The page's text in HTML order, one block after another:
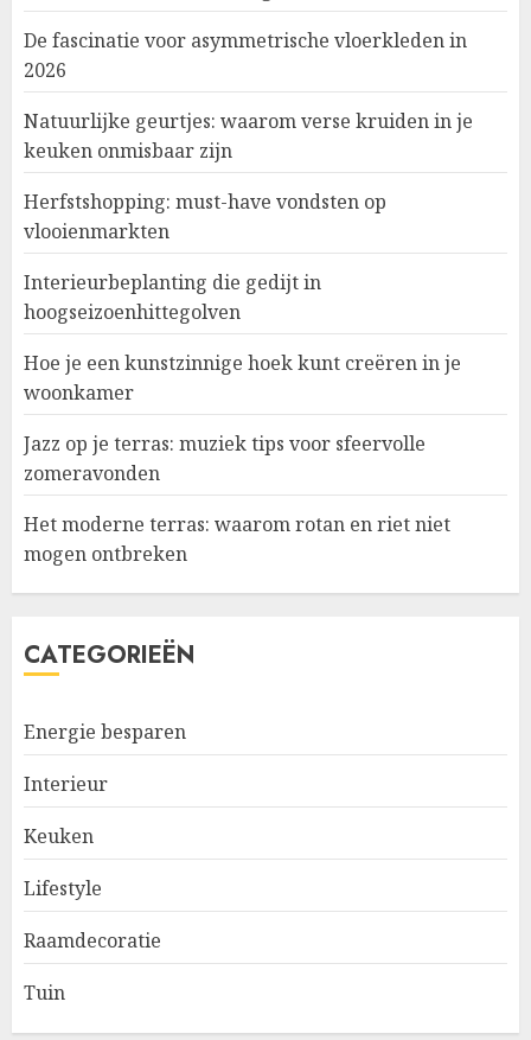
De fascinatie voor asymmetrische vloerkleden in
2026
Natuurlijke geurtjes: waarom verse kruiden in je
keuken onmisbaar zijn
Herfstshopping: must-have vondsten op
vlooienmarkten
Interieurbeplanting die gedijt in
hoogseizoenhittegolven
Hoe je een kunstzinnige hoek kunt creëren in je
woonkamer
Jazz op je terras: muziek tips voor sfeervolle
zomeravonden
Het moderne terras: waarom rotan en riet niet
mogen ontbreken
CATEGORIEËN
Energie besparen
Interieur
Keuken
Lifestyle
Raamdecoratie
Tuin